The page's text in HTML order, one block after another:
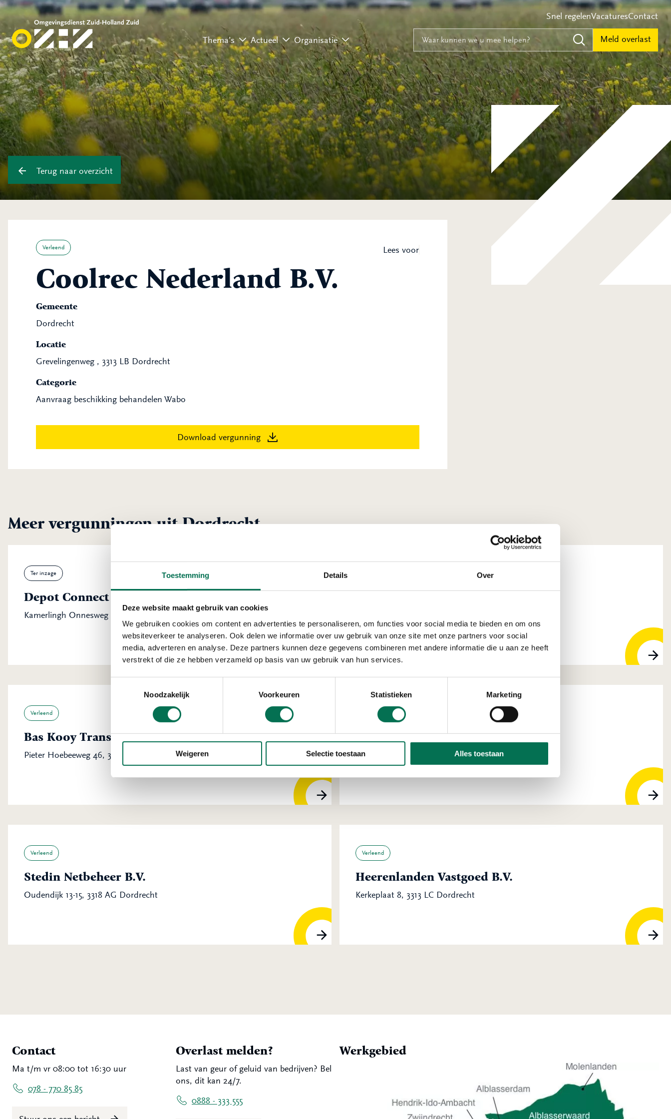
Toestemming Details Over
Deze website maakt gebruik van cookies
We gebruiken cookies om content en advertenties te personaliseren, om functies voor social media te bieden en om ons
websiteverkeer te analyseren. Ook delen we informatie over uw gebruik van onze site met onze partners voor social
media, adverteren en analyse. Deze partners kunnen deze gegevens combineren met andere informatie die u aan ze heeft
verstrekt of die ze hebben verzameld op basis van uw gebruik van hun services.
Noodzakelijk
Voorkeuren Statistieken Marketing
Weigeren Selectie toestaan Alles toestaan
Naar inhoud
Naar navigatie
Snel regelenVacaturesContact
Thema’s Actueel Organisatie
Waar kunnen we u mee helpen?
Zoeken
Meld overlast
Terug naar overzicht
Lees voor
Verleend
Coolrec Nederland B.V.
Gemeente
Dordrecht
Locatie
Grevelingenweg , 3313 LB Dordrecht
Categorie
Aanvraag beschikking behandelen Wabo
Download vergunning
Meer vergunningen uit Dordrecht
Ter inzage
Depot Connect International B.V.
Kamerlingh Onnesweg 23, 3316 GK Dordrecht
Verleend
Bas Kooy Transport B.V.
Pieter Hoebeeweg 46, 3316 BT Dordrecht
Verleend
Rijkswaterstaat Corporate Dienst
Van Leeuwenhoekweg 20, 3316 AV Dordrecht
Verleend
Stedin Netbeheer B.V.
Oudendijk 13-15, 3318 AG Dordrecht
Verleend
Heerenlanden Vastgoed B.V.
Kerkeplaat 8, 3313 LC Dordrecht
Contact
Ma t/m vr 08:00 tot 16:30 uur
078 - 770 85 85
Overlast melden?
Last van geur of geluid van bedrijven? Bel
ons, dit kan 24/7.
0888 - 333 555
Werkgebied